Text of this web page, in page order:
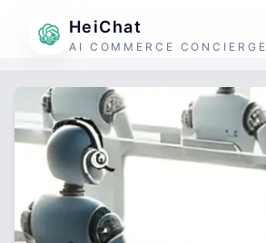
HeiChat
AI COMMERCE CONCIERGE